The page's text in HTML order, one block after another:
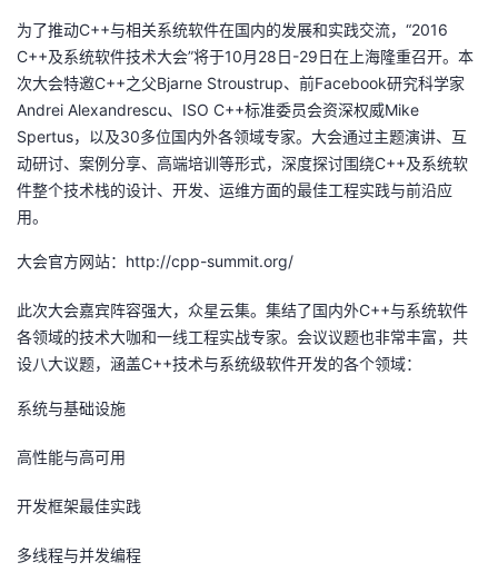
坛
圈
子
的
直
我
的
动
我
关
注
我
的
开
发
者
我
的
Programs
我
的
支
持
为了推动C++与相关系统软件在国内的发展和实践交流，“2016
C++及系统软件技术大会”将于10月28日-29日在上海隆重召开。本
次大会特邀C++之父Bjarne Stroustrup、前Facebook研究科学家
Andrei Alexandrescu、ISO C++标准委员会资深权威Mike
Spertus，以及30多位国内外各领域专家。大会通过主题演讲、互
动研讨、案例分享、高端培训等形式，深度探讨围绕C++及系统软
件整个技术栈的设计、开发、运维方面的最佳工程实践与前沿应
用。
大会官方网站：http://cpp-summit.org/
此次大会嘉宾阵容强大，众星云集。集结了国内外C++与系统软件
各领域的技术大咖和一线工程实战专家。会议议题也非常丰富，共
设八大议题，涵盖C++技术与系统级软件开发的各个领域：
系统与基础设施
高性能与高可用
开发框架最佳实践
多线程与并发编程